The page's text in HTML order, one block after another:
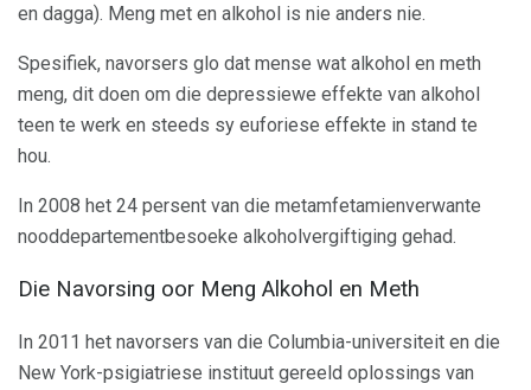
en dagga). Meng met en alkohol is nie anders nie.
Spesifiek, navorsers glo dat mense wat alkohol en meth
meng, dit doen om die depressiewe effekte van alkohol
teen te werk en steeds sy euforiese effekte in stand te
hou.
In 2008 het 24 persent van die metamfetamienverwante
nooddepartementbesoeke alkoholvergiftiging gehad.
Die Navorsing oor Meng Alkohol en Meth
In 2011 het navorsers van die Columbia-universiteit en die
New York-psigiatriese instituut gereeld oplossings van